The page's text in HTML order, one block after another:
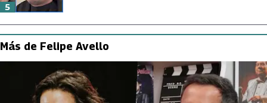
5
Más de Felipe Avello